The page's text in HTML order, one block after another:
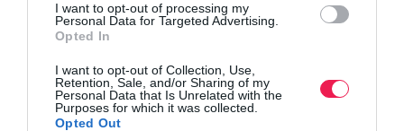
I want to opt-out of processing my
Personal Data for Targeted Advertising.
Opted In
I want to opt-out of Collection, Use,
Retention, Sale, and/or Sharing of my
Personal Data that Is Unrelated with the
Purposes for which it was collected.
Opted Out